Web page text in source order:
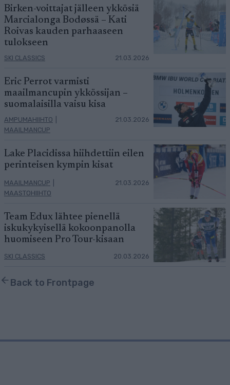
Birken-voittajat jälleen ykkösiä
Marcialonga Bodøssä – Kati
Roivas kauden parhaaseen
tulokseen
SKI CLASSICS 21.03.2026
Eric Perrot varmisti
maailmancupin ykkössijan –
suomalaisilla vaisu kisa
AMPUMAHIIHTO
MAAILMANCUP
21.03.2026
Lake Placidissa hiihdettiin eilen
perinteisen kympin kisat
MAAILMANCUP
MAASTOHIIHTO
21.03.2026
Team Edux lähtee pienellä
iskukykyisellä kokoonpanolla
huomiseen Pro Tour-kisaan
SKI CLASSICS 20.03.2026
Back to Frontpage